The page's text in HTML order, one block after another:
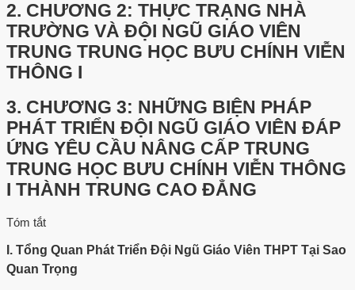
2. CHƯƠNG 2: THỰC TRẠNG NHÀ
TRƯỜNG VÀ ĐỘI NGŨ GIÁO VIÊN
TRUNG TRUNG HỌC BƯU CHÍNH VIỄN
THÔNG I
3. CHƯƠNG 3: NHỮNG BIỆN PHÁP
PHÁT TRIỂN ĐỘI NGŨ GIÁO VIÊN ĐÁP
ỨNG YÊU CẦU NÂNG CẤP TRUNG
TRUNG HỌC BƯU CHÍNH VIỄN THÔNG
I THÀNH TRUNG CAO ĐẲNG
Tóm tắt
I. Tổng Quan Phát Triển Đội Ngũ Giáo Viên THPT Tại Sao
Quan Trọng